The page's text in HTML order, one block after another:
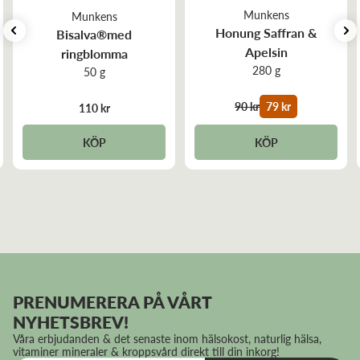
Alla bisalvor är min favorit&nbsp;
Munkens
Bisalva®med
ringblomma
50 g
110 kr
KÖP
Munkens
Honung Saffran &
Apelsin
280 g
90 kr 79 kr
KÖP
PRENUMERERA PÅ VÅRT
NYHETSBREV!
Våra erbjudanden & det senaste inom hälsokost, naturlig hälsa,
vitaminer mineraler & kroppsvård direkt till din inkorg!